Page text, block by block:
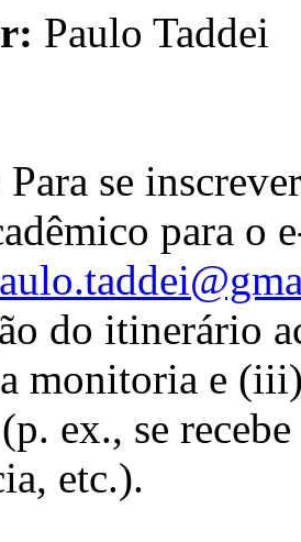
Paulo Taddei
Para se
para o
do itinerário
monitoria e
ex., se
etc.).